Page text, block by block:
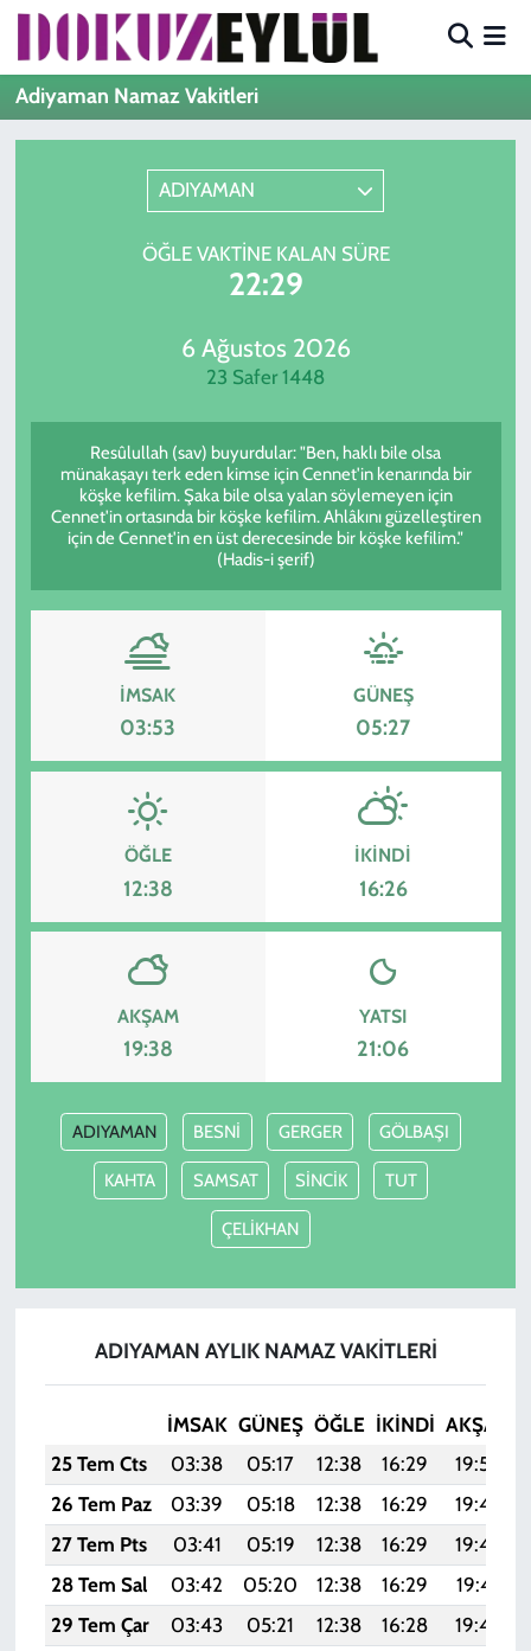
Adiyaman Namaz Vakitleri
ADIYAMAN
ÖĞLE VAKTINE KALAN SÜRE
22:29
6 Ağustos 2026
23 Safer 1448
Resûlullah (sav) buyurdular: "Ben, haklı bile olsa
münakaşayı terk eden kimse için Cennet'in kenarında bir
köşke kefilim. Şaka bile olsa yalan söylemeyen için
Cennet'in ortasında bir köşke kefilim. Ahlâkını güzelleştiren
için de Cennet'in en üst derecesinde bir köşke kefilim."
(Hadis-i şerif)
İMSAK
03:53
GÜNEŞ
05:27
ÖĞLE
12:38
İKINDI
16:26
AKŞAM
19:38
YATSI
21:06
ADIYAMAN BESNİ GERGER GÖLBAŞI
KAHTA SAMSAT SİNCİK TUT
ÇELİKHAN
ADIYAMAN AYLIK NAMAZ VAKITLERI
İMSAK GÜNEŞ ÖĞLE İKINDI AKŞAM
25 Tem Cts
03:38 05:17 12:38 16:29 19:50
26 Tem Paz
03:39 05:18 12:38 16:29 19:49
27 Tem Pts
03:41 05:19 12:38 16:29 19:48
28 Tem Sal
03:42 05:20 12:38 16:29 19:47
29 Tem Çar
03:43 05:21 12:38 16:28 19:46
Hava Durumu
Süper Lig Puan Durumu ve Fikstür